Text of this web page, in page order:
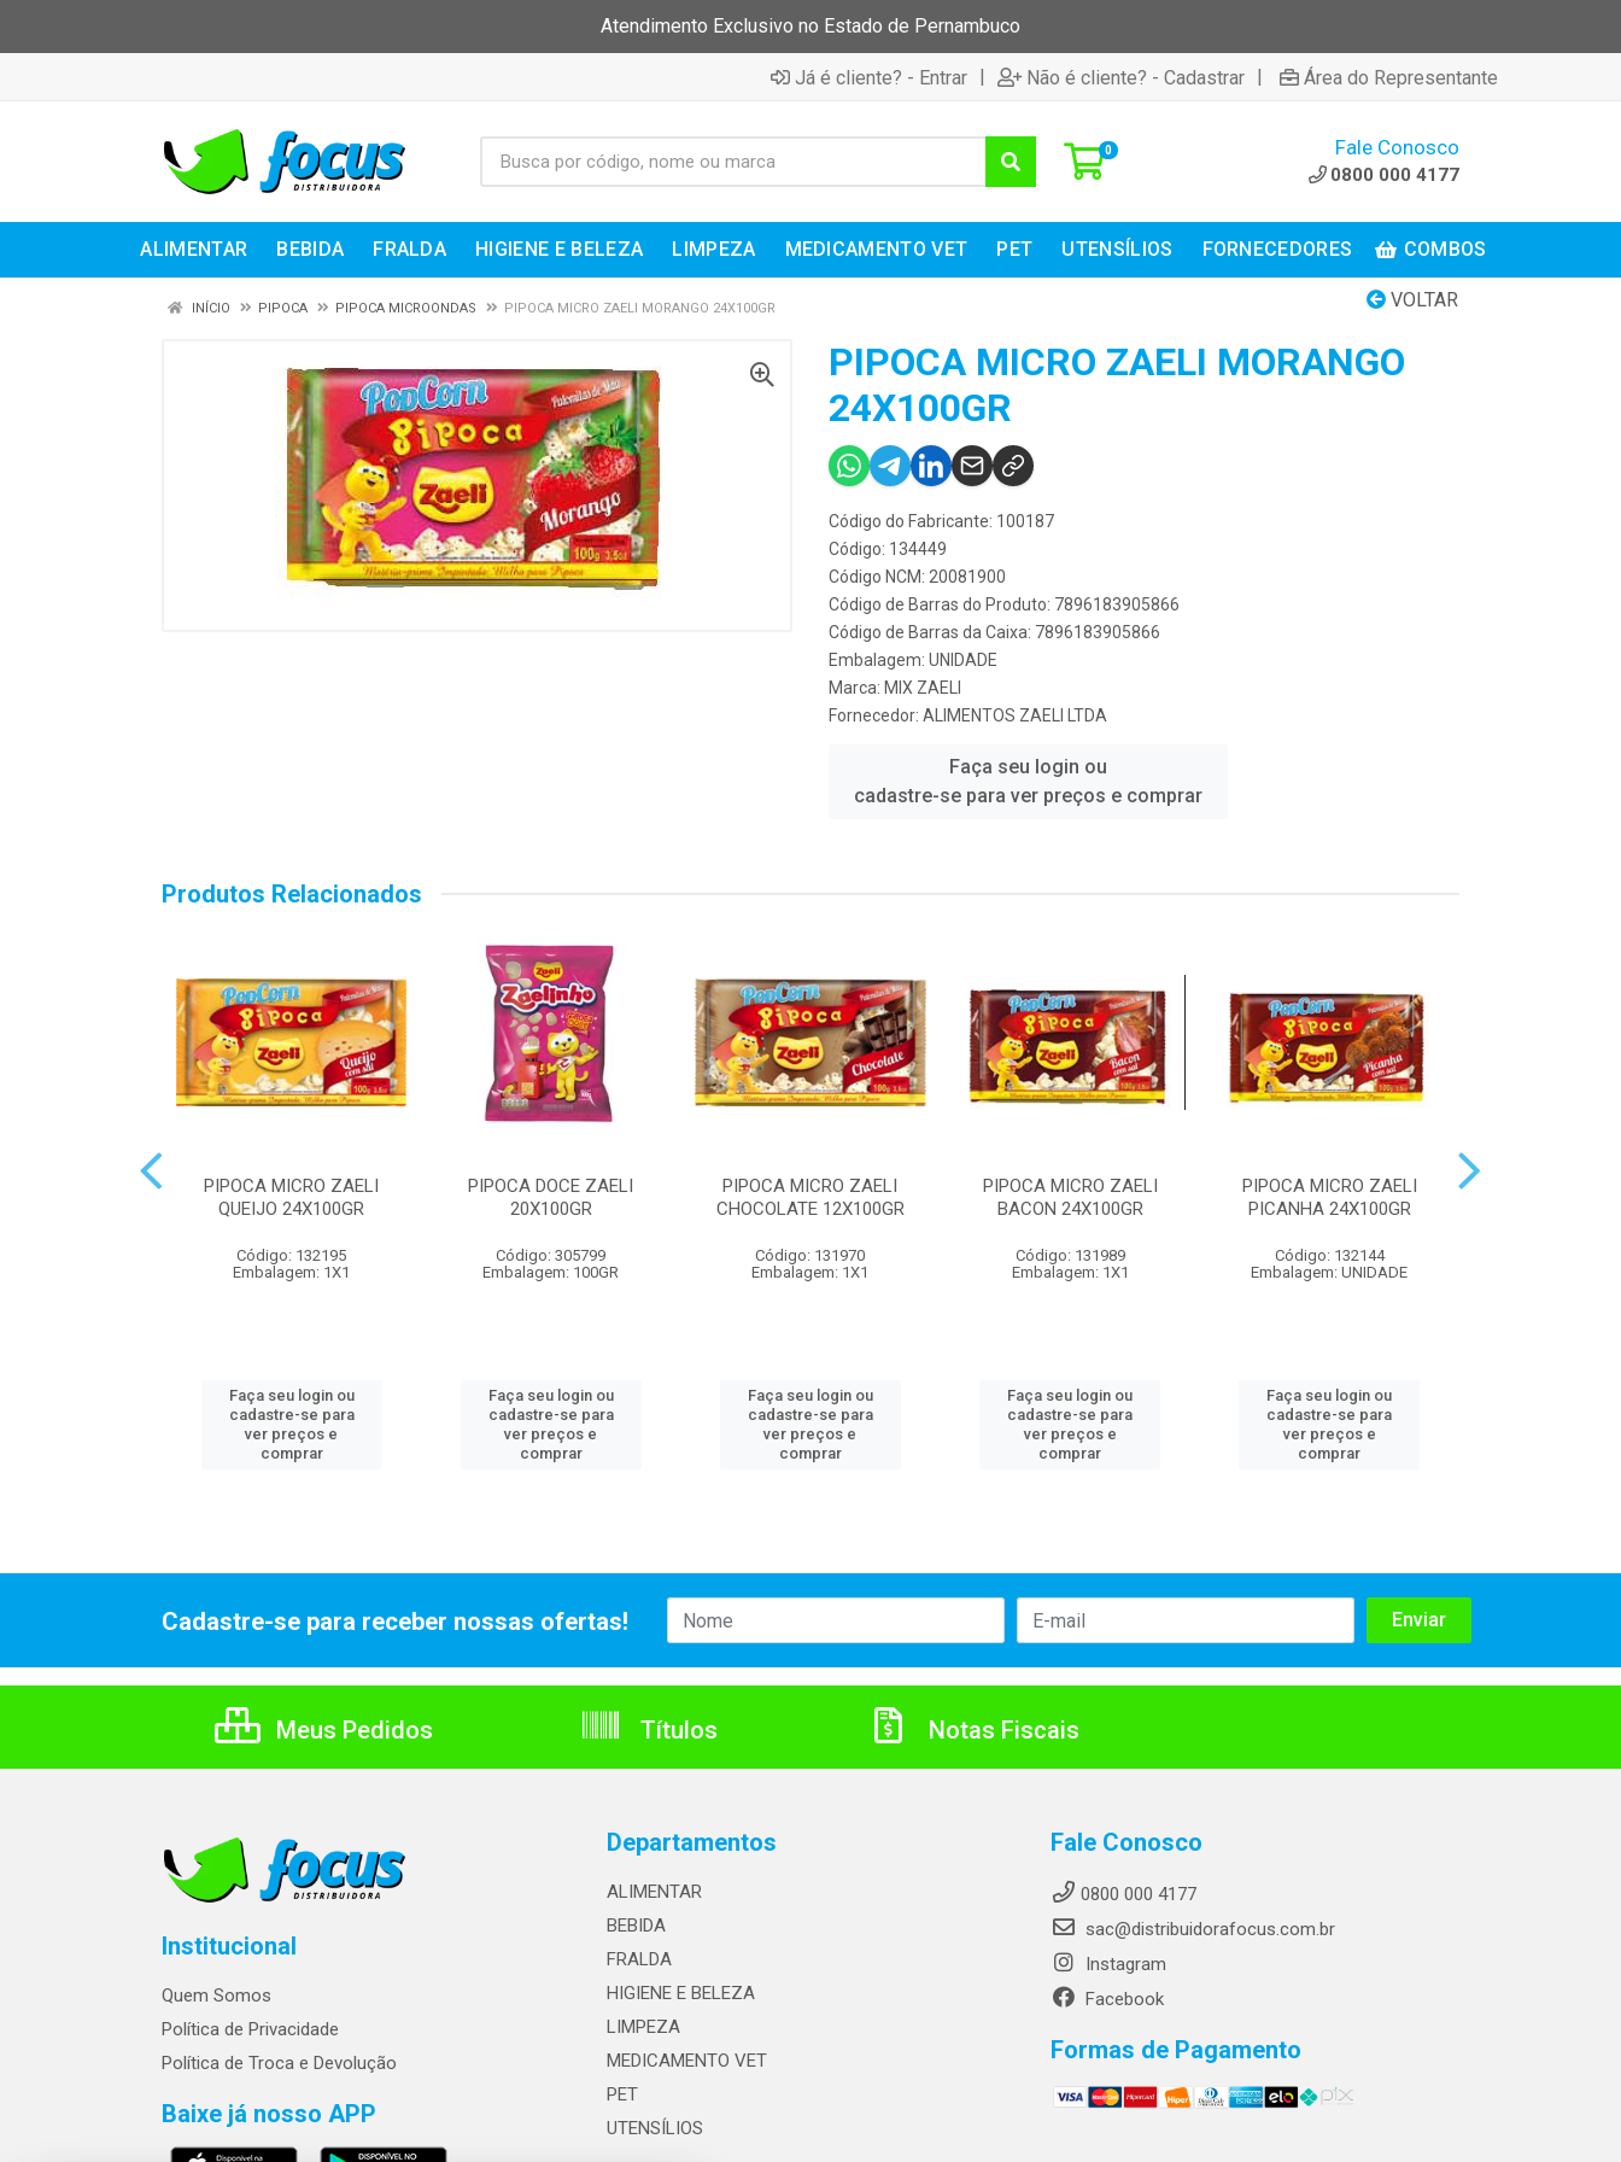
Atendimento Exclusivo no Estado de Pernambuco
Já é cliente? - Entrar | Não é cliente? - Cadastrar | Área do Representante
0 Fale Conosco
0800 000 4177
ALIMENTAR BEBIDA FRALDA HIGIENE E BELEZA LIMPEZA MEDICAMENTO VET PET UTENSÍLIOS FORNECEDORES COMBOS
VOLTAR
INÍCIO PIPOCA PIPOCA MICROONDAS PIPOCA MICRO ZAELI MORANGO 24X100GR
PIPOCA MICRO ZAELI MORANGO
24X100GR
Código do Fabricante: 100187
Código: 134449
Código NCM: 20081900
Código de Barras do Produto: 7896183905866
Código de Barras da Caixa: 7896183905866
Embalagem: UNIDADE
Marca: MIX ZAELI
Fornecedor: ALIMENTOS ZAELI LTDA
Faça seu login ou
cadastre-se para ver preços e comprar
Produtos Relacionados
PIPOCA MICRO ZAELI
QUEIJO 24X100GR
Código: 132195
Embalagem: 1X1
Faça seu login ou
cadastre-se para
ver preços e
comprar
PIPOCA DOCE ZAELI
20X100GR
Código: 305799
Embalagem: 100GR
Faça seu login ou
cadastre-se para
ver preços e
comprar
PIPOCA MICRO ZAELI
CHOCOLATE 12X100GR
Código: 131970
Embalagem: 1X1
Faça seu login ou
cadastre-se para
ver preços e
comprar
PIPOCA MICRO ZAELI
BACON 24X100GR
Código: 131989
Embalagem: 1X1
Faça seu login ou
cadastre-se para
ver preços e
comprar
PIPOCA MICRO ZAELI
PICANHA 24X100GR
Código: 132144
Embalagem: UNIDADE
Faça seu login ou
cadastre-se para
ver preços e
comprar
Cadastre-se para receber nossas ofertas!
Meus Pedidos Títulos Notas Fiscais
Institucional
Quem Somos
Política de Privacidade
Política de Troca e Devolução
Baixe já nosso APP
Departamentos
ALIMENTAR
BEBIDA
FRALDA
HIGIENE E BELEZA
LIMPEZA
MEDICAMENTO VET
PET
UTENSÍLIOS
Fale Conosco
0800 000 4177
sac@distribuidorafocus.com.br
Instagram
Facebook
Formas de Pagamento